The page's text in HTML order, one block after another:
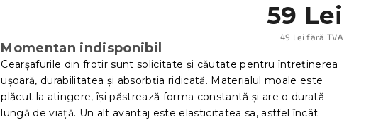
59 Lei
49 Lei fără TVA
Momentan indisponibil
Cearșafurile din frotir sunt solicitate și căutate pentru întreținerea
ușoară, durabilitatea și absorbția ridicată. Materialul moale este
plăcut la atingere, își păstrează forma constantă și are o durată
lungă de viață. Un alt avantaj este elasticitatea sa, astfel încât